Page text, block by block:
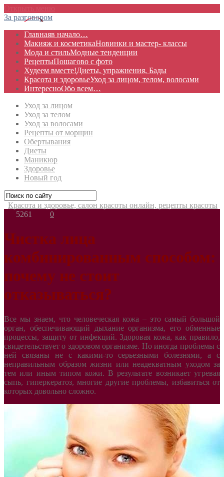
За разговором
Главнаяв начало…
Макияж и косметикаНовинки и мастер- классы
Мода и стильМодные тенденции
РецептыПошагово с фото
Худеем вместе!Диеты, упражнения, Бады
Красота и здоровьеУход за лицом, телом, волосами
ИнтересноОбо всем…
Уход за лицом
Уход за телом
Уход за волосами
Рецепты от морщин
Обертывания
Диеты
Маникюр
Здоровье
Новый год
Красота и здоровье, салон красоты онлайн, рецепты красоты
5261
0
Чистка лица
комбинированным способом:
почему не стоит
отказываться?
Все мы знаем, что человеческая кожа – это самый большой
орган, обеспечивающий дыхание организма, его обменные
процессы, защиту от инфекций. Здоровая кожа, как правило,
свидетельствует о здоровом организме. Но иногда проблемы с
ней связаны не с какими-то серьезными болезнями, а с
неправильным образом жизни или неадекватным уходом за
тем или иным типом кожи. В результате возникает угревая
сыпь, гиперкератоз, многие другие проблемы, избавиться от
которых довольно сложно.